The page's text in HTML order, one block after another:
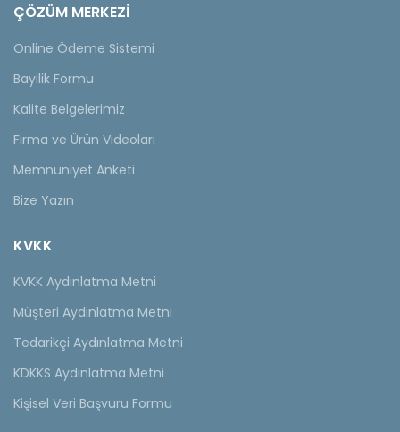
ÇÖZÜM MERKEZİ
Online Ödeme Sistemi
Bayilik Formu
Kalite Belgelerimiz
Firma ve Ürün Videoları
Memnuniyet Anketi
Bize Yazın
KVKK
KVKK Aydınlatma Metni
Müşteri Aydınlatma Metni
Tedarikçi Aydınlatma Metni
KDKKS Aydınlatma Metni
Kişisel Veri Başvuru Formu